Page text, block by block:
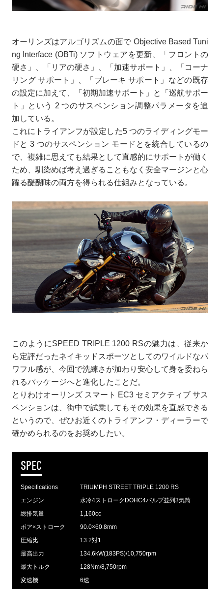
オーリンズはアルゴリズムの面で Objective Based Tuni
ng Interface (OBTi) ソフトウェアを更新、「フロントの
硬さ」、「リアの硬さ」、「加速サポート」、「コーナ
リング サポート」、「ブレーキ サポート」などの既存
の設定に加えて、「初期加速サポート」と「巡航サポー
ト」という 2 つのサスペンション調整パラメータを追
加している。
これにトライアンフが設定した5 つのライディングモー
ドと 3 つのサスペンション モードとを統合しているの
で、複雑に思えても結果として直感的にサポートが働く
ため、馴染めば考え過ぎることもなく安全マージンと心
躍る醍醐味の両方を得られる仕組みとなっている。
このようにSPEED TRIPLE 1200 RSの魅力は、従来か
ら定評だったネイキッドスポーツとしてのワイルドなパ
ワフル感が、今回で洗練さが加わり安心して身を委ねら
れるパッケージへと進化したことだ。
とりわけオーリンズ スマート EC3 セミアクティブ サス
ペンションは、街中で試乗してもその効果を直感できる
というので、ぜひお近くのトライアンフ・ディーラーで
確かめられるのをお奨めしたい。
SPEC
Specifications
TRIUMPH STREET TRIPLE 1200 RS
エンジン
水冷4ストロークDOHC4バルブ並列3気筒
総排気量
1,160cc
ボア×ストローク
90.0×60.8mm
圧縮比
13.2対1
最高出力
134.6kW(183PS)/10,750rpm
最大トルク
128Nm/8,750rpm
変速機
6速